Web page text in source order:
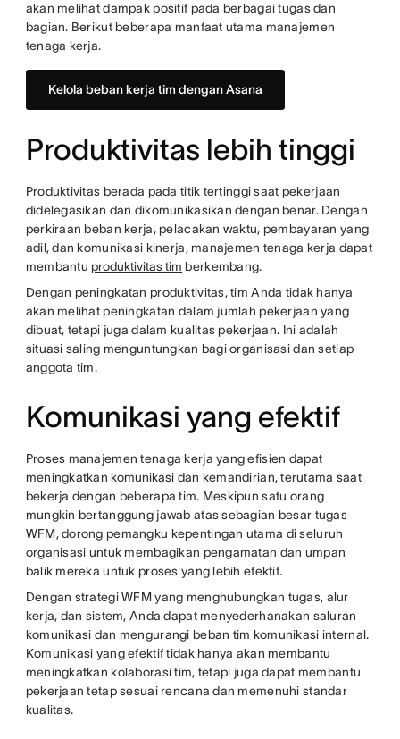
akan melihat dampak positif pada berbagai tugas dan
bagian. Berikut beberapa manfaat utama manajemen
tenaga kerja.
Kelola beban kerja tim dengan Asana
Produktivitas lebih tinggi
Produktivitas berada pada titik tertinggi saat pekerjaan
didelegasikan dan dikomunikasikan dengan benar. Dengan
perkiraan beban kerja, pelacakan waktu, pembayaran yang
adil, dan komunikasi kinerja, manajemen tenaga kerja dapat
membantu produktivitas tim berkembang.
Dengan peningkatan produktivitas, tim Anda tidak hanya
akan melihat peningkatan dalam jumlah pekerjaan yang
dibuat, tetapi juga dalam kualitas pekerjaan. Ini adalah
situasi saling menguntungkan bagi organisasi dan setiap
anggota tim.
Komunikasi yang efektif
Proses manajemen tenaga kerja yang efisien dapat
meningkatkan komunikasi dan kemandirian, terutama saat
bekerja dengan beberapa tim. Meskipun satu orang
mungkin bertanggung jawab atas sebagian besar tugas
WFM, dorong pemangku kepentingan utama di seluruh
organisasi untuk membagikan pengamatan dan umpan
balik mereka untuk proses yang lebih efektif.
Dengan strategi WFM yang menghubungkan tugas, alur
kerja, dan sistem, Anda dapat menyederhanakan saluran
komunikasi dan mengurangi beban tim komunikasi internal.
Komunikasi yang efektif tidak hanya akan membantu
meningkatkan kolaborasi tim, tetapi juga dapat membantu
pekerjaan tetap sesuai rencana dan memenuhi standar
kualitas.